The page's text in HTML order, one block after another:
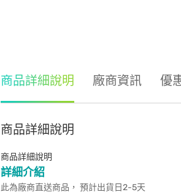
商品詳細說明 廠商資訊 優
商品詳細說明
商品詳細說明
詳細介紹
此為廠商直送商品， 預計出貨日2-5天